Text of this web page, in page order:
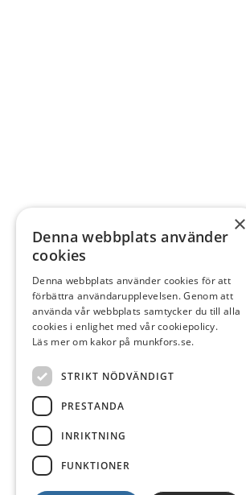
×
Denna webbplats använder
cookies
Denna webbplats använder cookies för att
förbättra användarupplevelsen. Genom att
använda vår webbplats samtycker du till alla
cookies i enlighet med vår cookiepolicy.
Läs mer om kakor på munkfors.se.
STRIKT NÖDVÄNDIGT
PRESTANDA
INRIKTNING
FUNKTIONER